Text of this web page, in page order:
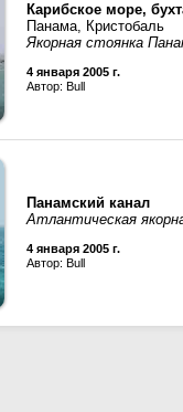
Карибское море,
Панама, Кристобаль
Якорная стоянка
4 января 2005 г.
Автор: Bull
Панамский канал
Атлантическая
4 января 2005 г.
Автор: Bull